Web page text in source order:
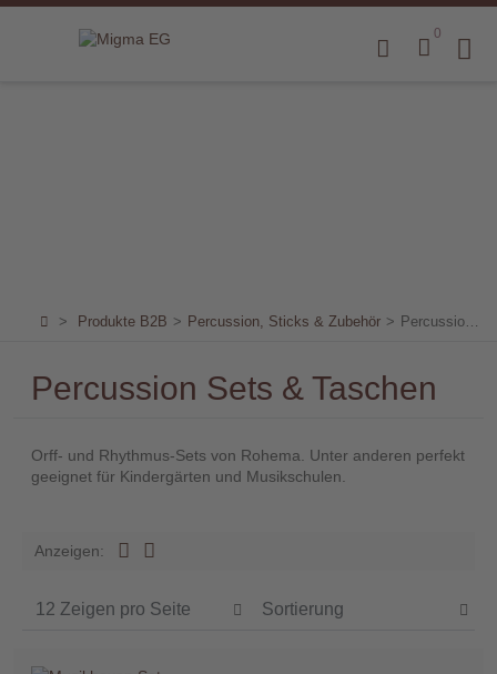
0
Über
Aktuelles
> Produkte B2B > Percussion, Sticks & Zubehör > Percussion Sets & Taschen
Percussion Sets & Taschen
Orff- und Rhythmus-Sets von Rohema. Unter anderen perfekt
geeignet für Kindergärten und Musikschulen.
Anzeigen: